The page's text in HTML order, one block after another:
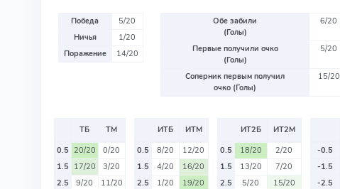
Победа
5/20
Ничья
1/20
Поражение
14/20
Обе забили
(Голы)
6/20
Первые получили очко
(Голы)
5/20
Соперник первым получил
очко (Голы)
15/20
ТБ
ТМ
0.5 20/20
0/20
1.5 17/20
3/20
2.5
9/20
11/20
ИТБ
ИТМ
0.5
8/20
12/20
1.5
4/20
16/20
2.5
1/20
19/20
ИТ2Б
ИТ2М
0.5
18/20
2/20
1.5
13/20
7/20
2.5
5/20
15/20
-0.5
-1.5
-2.5